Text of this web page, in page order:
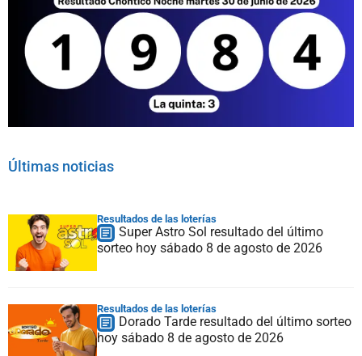
Últimas noticias
Resultados de las loterías
Super Astro Sol resultado del último
sorteo hoy sábado 8 de agosto de 2026
Resultados de las loterías
Dorado Tarde resultado del último sorteo
hoy sábado 8 de agosto de 2026